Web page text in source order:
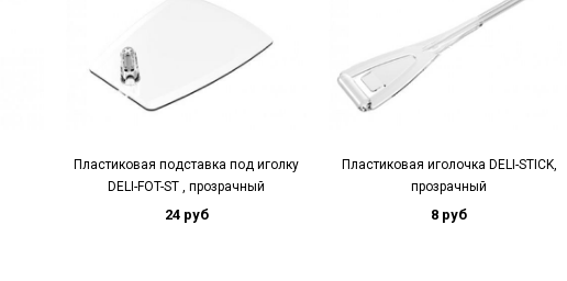
Пластиковая подставка под иголку
DELI-FOT-ST , прозрачный
24 руб
Пластиковая иголочка DELI-STICK,
прозрачный
8 руб